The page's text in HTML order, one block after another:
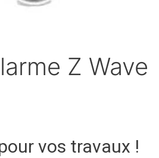
Z Wave
vos travaux !